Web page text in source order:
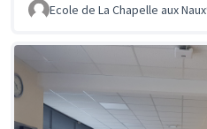
Ecole de La Chapelle aux Naux